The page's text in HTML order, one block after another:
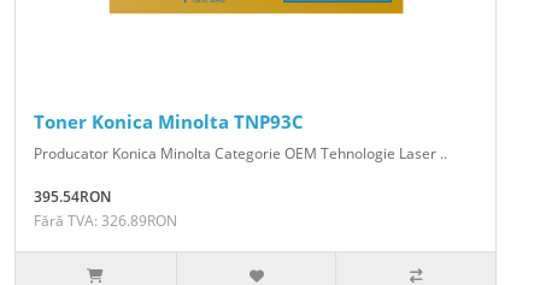
Toner Konica Minolta TNP93C
Producator Konica Minolta Categorie OEM Tehnologie Laser ..
395.54RON
Fără TVA: 326.89RON